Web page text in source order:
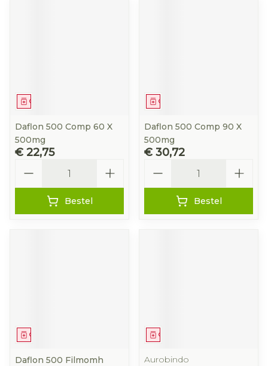
Geneesmiddel
Daflon 500 Comp 60 X
500mg
€ 22,75
Bestel
Geneesmiddel
Daflon 500 Comp 90 X
500mg
€ 30,72
Bestel
Geneesmiddel
Daflon 500 Filmomh
Geneesmiddel
Aurobindo